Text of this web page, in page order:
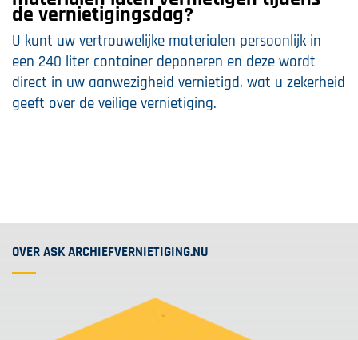
de vernietigingsdag?
U kunt uw vertrouwelijke materialen persoonlijk in
een 240 liter container deponeren en deze wordt
direct in uw aanwezigheid vernietigd, wat u zekerheid
geeft over de veilige vernietiging.
OVER ASK ARCHIEFVERNIETIGING.NU